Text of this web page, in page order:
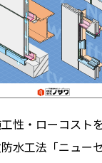
性・ローコスト
水工法「ニュー